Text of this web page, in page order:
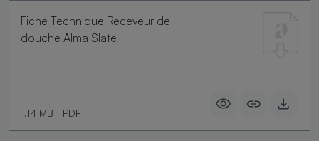
Fiche Technique Receveur de
douche Alma Slate
1.14 MB | PDF